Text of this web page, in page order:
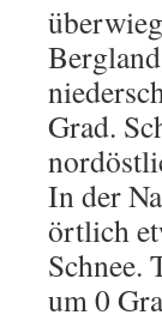
Grad.
In der
örtlich
Schnee.
um 0